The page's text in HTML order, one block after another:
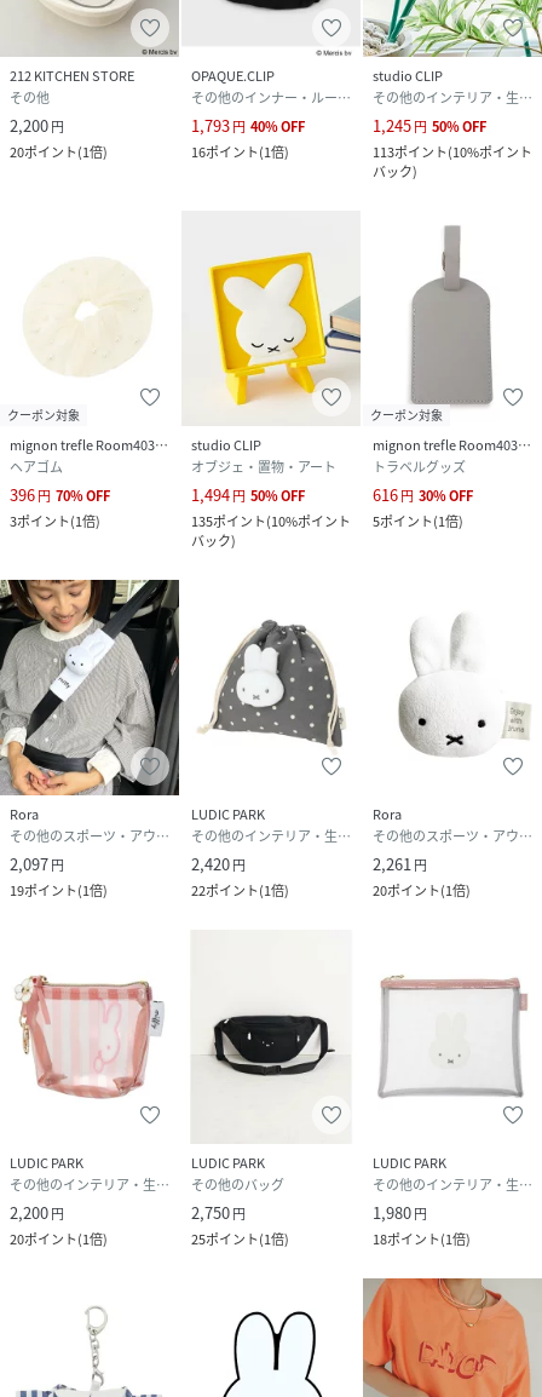
212 KITCHEN STORE
その他
2,200円
20ポイント(1倍)
OPAQUE.CLIP
その他のインナー・ルームウェア
1,793円 40%OFF
16ポイント(1倍)
studio CLIP
その他のインテリア・生活雑貨
1,245円 50%OFF
113ポイント(10%ポイント
バック)
クーポン対象
mignon trefle Room403 selected
ヘアゴム
396円 70%OFF
3ポイント(1倍)
studio CLIP
オブジェ・置物・アート
1,494円 50%OFF
135ポイント(10%ポイント
バック)
クーポン対象
mignon trefle Room403 selected
トラベルグッズ
616円 30%OFF
5ポイント(1倍)
Rora
その他のスポーツ・アウトドア用品
2,097円
19ポイント(1倍)
LUDIC PARK
その他のインテリア・生活雑貨
2,420円
22ポイント(1倍)
Rora
その他のスポーツ・アウトドア用品
2,261 円
20ポイント(1倍)
LUDIC PARK
その他のインテリア・生活雑貨
2,200円
20ポイント(1倍)
LUDIC PARK
その他のバッグ
2,750円
25ポイント(1倍)
LUDIC PARK
その他のインテリア・生活雑貨
1,980円
18ポイント(1倍)